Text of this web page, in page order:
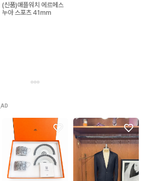
(신품)애플워치 에르메스
누아 스포츠 41mm
AD